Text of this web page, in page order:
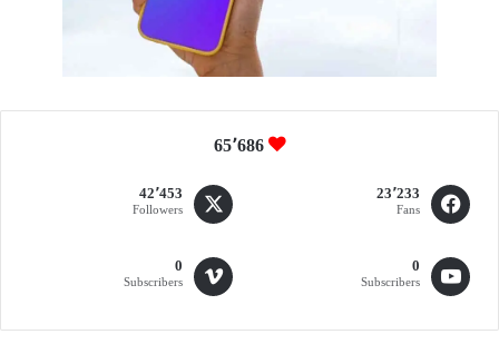
65٬686
23٬233
Fans
42٬453
Followers
0
Subscribers
0
Subscribers